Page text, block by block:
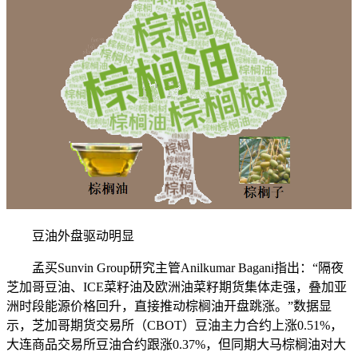
豆油外盘驱动明显
孟买Sunvin Group研究主管Anilkumar Bagani指出：“隔夜
芝加哥豆油、ICE菜籽油及欧洲油菜籽期货集体走强，叠加亚
洲时段能源价格回升，直接推动棕榈油开盘跳涨。”数据显
示，芝加哥期货交易所（CBOT）豆油主力合约上涨0.51%，
大连商品交易所豆油合约跟涨0.37%，但同期大马棕榈油对大